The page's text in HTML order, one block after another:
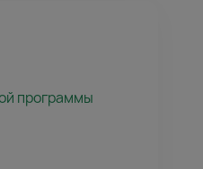
программы